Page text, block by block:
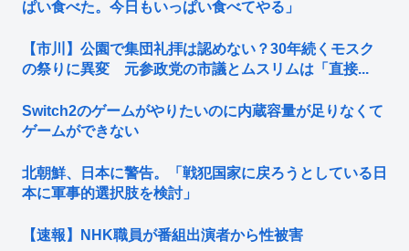
ぱい食べた。今日もいっぱい食べてやる」
【市川】公園で集団礼拝は認めない？30年続くモスク
の祭りに異変 元参政党の市議とムスリムは「直接...
Switch2のゲームがやりたいのに内蔵容量が足りなくて
ゲームができない
北朝鮮、日本に警告。「戦犯国家に戻ろうとしている日
本に軍事的選択肢を検討」
【速報】NHK職員が番組出演者から性被害